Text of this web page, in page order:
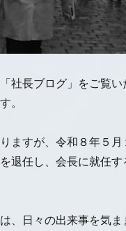
社長ブログ」をご覧
。
ますが、令和８年５
退任し、会長に就任す
、日々の出来事を気